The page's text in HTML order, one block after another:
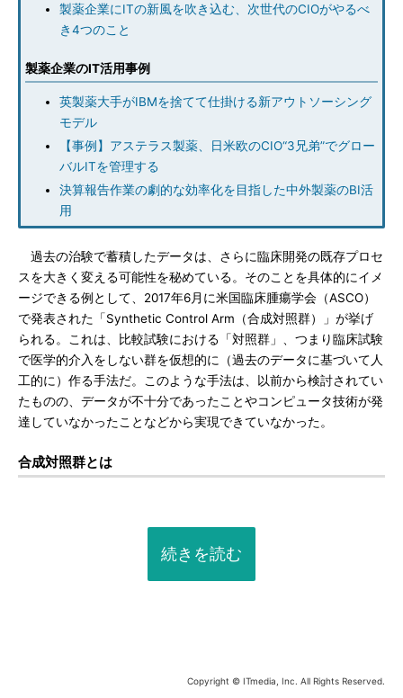
製薬企業にITの新風を吹き込む、次世代のCIOがやるべ
き4つのこと
製薬企業のIT活用事例
英製薬大手がIBMを捨てて仕掛ける新アウトソーシング
モデル
【事例】アステラス製薬、日米欧のCIO“3兄弟”でグロー
バルITを管理する
決算報告作業の劇的な効率化を目指した中外製薬のBI活
用
過去の治験で蓄積したデータは、さらに臨床開発の既存プロセ
スを大きく変える可能性を秘めている。そのことを具体的にイメ
ージできる例として、2017年6月に米国臨床腫瘍学会（ASCO）
で発表された「Synthetic Control Arm（合成対照群）」が挙げ
られる。これは、比較試験における「対照群」、つまり臨床試験
で医学的介入をしない群を仮想的に（過去のデータに基づいて人
工的に）作る手法だ。このような手法は、以前から検討されてい
たものの、データが不十分であったことやコンピュータ技術が発
達していなかったことなどから実現できていなかった。
合成対照群とは
続きを読む
Copyright © ITmedia, Inc. All Rights Reserved.